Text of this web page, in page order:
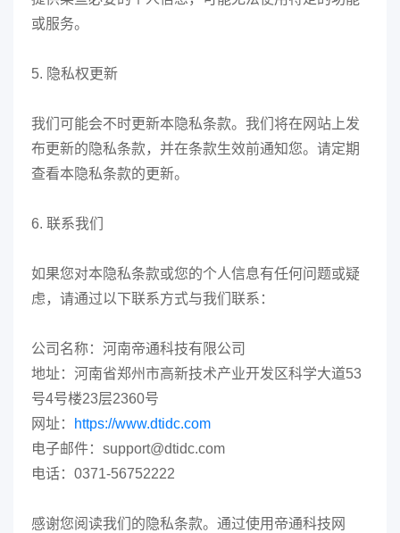
或服务。
5. 隐私权更新
我们可能会不时更新本隐私条款。我们将在网站上发
布更新的隐私条款，并在条款生效前通知您。请定期
查看本隐私条款的更新。
6. 联系我们
如果您对本隐私条款或您的个人信息有任何问题或疑
虑，请通过以下联系方式与我们联系：
公司名称：河南帝通科技有限公司
地址：河南省郑州市高新技术产业开发区科学大道53
号4号楼23层2360号
网址：
https://www.dtidc.com
电子邮件：support@dtidc.com
电话：0371-56752222
感谢您阅读我们的隐私条款。通过使用帝通科技网